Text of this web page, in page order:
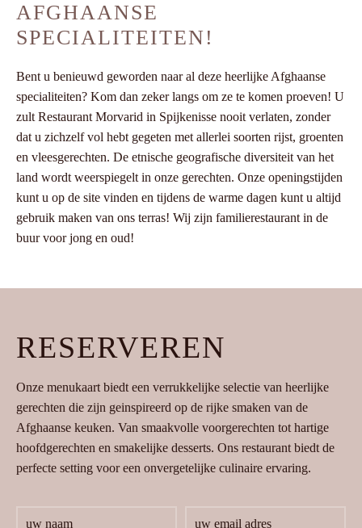
AFGHAANSE
SPECIALITEITEN!
Bent u benieuwd geworden naar al deze heerlijke Afghaanse
specialiteiten? Kom dan zeker langs om ze te komen proeven! U
zult Restaurant Morvarid in Spijkenisse nooit verlaten, zonder
dat u zichzelf vol hebt gegeten met allerlei soorten rijst, groenten
en vleesgerechten. De etnische geografische diversiteit van het
land wordt weerspiegelt in onze gerechten. Onze openingstijden
kunt u op de site vinden en tijdens de warme dagen kunt u altijd
gebruik maken van ons terras! Wij zijn familierestaurant in de
buur voor jong en oud!
RESERVEREN
Onze menukaart biedt een verrukkelijke selectie van heerlijke
gerechten die zijn geinspireerd op de rijke smaken van de
Afghaanse keuken. Van smaakvolle voorgerechten tot hartige
hoofdgerechten en smakelijke desserts. Ons restaurant biedt de
perfecte setting voor een onvergetelijke culinaire ervaring.